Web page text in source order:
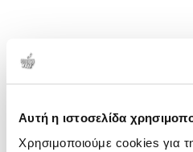
Αυτή η ιστοσελίδα
Χρησιμοποιούμε cookies για